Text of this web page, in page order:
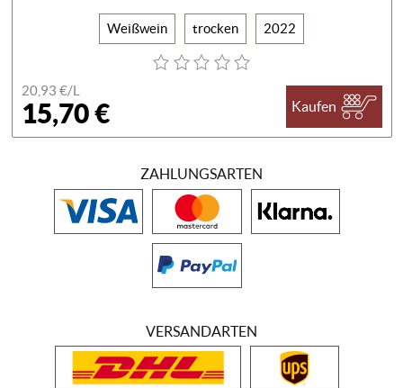
Weißwein trocken 2022
20,93 €/L
15,70 € Kaufen
ZAHLUNGSARTEN
VERSANDARTEN